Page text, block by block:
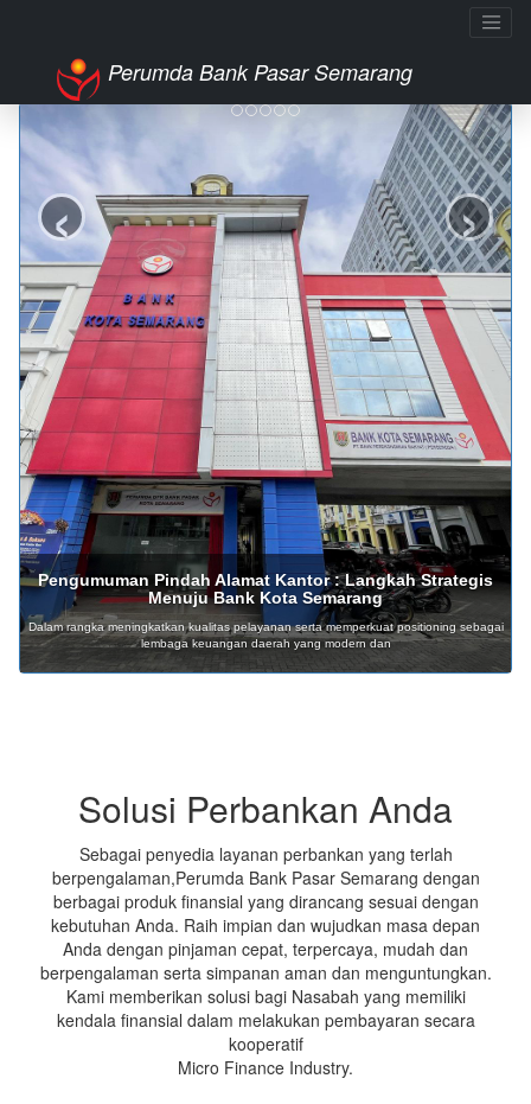
Perumda Bank Pasar Semarang
Pengumuman Pindah Alamat Kantor : Langkah Strategis
Menuju Bank Kota Semarang
Dalam rangka meningkatkan kualitas pelayanan serta memperkuat positioning sebagai
lembaga keuangan daerah yang modern dan
‹ ›
Solusi Perbankan Anda
Sebagai penyedia layanan perbankan yang terlah
berpengalaman,Perumda Bank Pasar Semarang dengan
berbagai produk finansial yang dirancang sesuai dengan
kebutuhan Anda. Raih impian dan wujudkan masa depan
Anda dengan pinjaman cepat, terpercaya, mudah dan
berpengalaman serta simpanan aman dan menguntungkan.
Kami memberikan solusi bagi Nasabah yang memiliki
kendala finansial dalam melakukan pembayaran secara
kooperatif
Micro Finance Industry.